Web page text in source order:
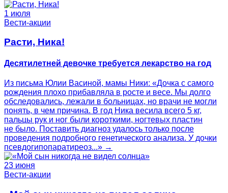
1 июля
Вести-акции
Расти, Ника!
Десятилетней девочке требуется лекарство на год
Из письма Юлии Васиной, мамы Ники: «Дочка с самого
рождения плохо прибавляла в росте и весе. Мы долго
обследовались, лежали в больницах, но врачи не могли
понять, в чем причина. В год Ника весила всего 5 кг,
пальцы рук и ног были короткими, ногтевых пластин
не было. Поставить диагноз удалось только после
проведения подробного генетического анализа. У дочки
псевдогипопаратиреоз...» →
23 июня
Вести-акции